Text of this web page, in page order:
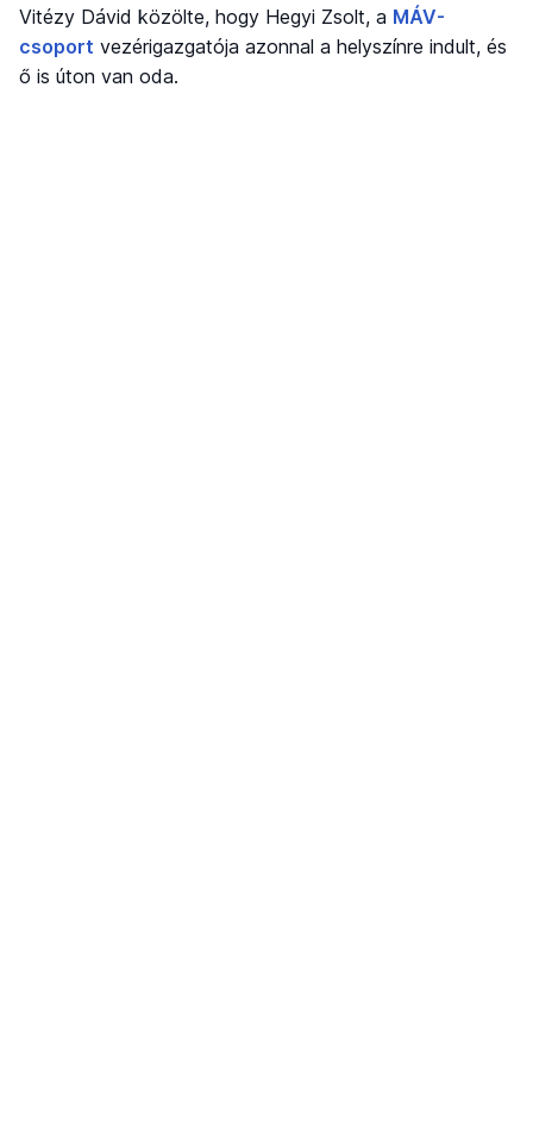
Vitézy Dávid közölte, hogy Hegyi Zsolt, a MÁV-
csoport vezérigazgatója azonnal a helyszínre indult, és
ő is úton van oda.